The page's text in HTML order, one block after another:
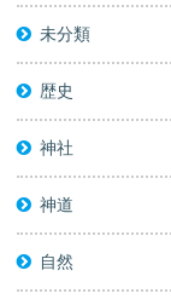
未分類
歴史
神社
神道
自然